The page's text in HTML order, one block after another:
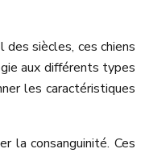
siècles, ces chiens
aux différents types
les caractéristiques
la consanguinité. Ces